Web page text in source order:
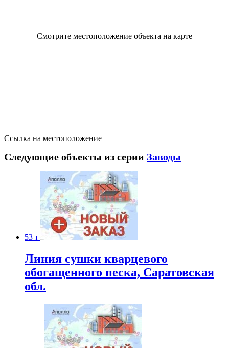
Смотрите местоположение объекта на карте
Ссылка на местоположение
Следующие объекты из серии Заводы
53 т
Линия сушки кварцевого
обогащенного песка, Саратовская
обл.